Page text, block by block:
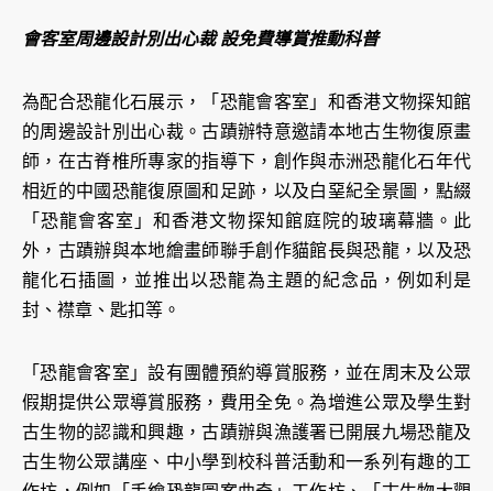
會客室周邊設計別出心裁 設免費導賞推動科普
為配合恐龍化石展示，「恐龍會客室」和香港文物探知館
的周邊設計別出心裁。古蹟辦特意邀請本地古生物復原畫
師，在古脊椎所專家的指導下，創作與赤洲恐龍化石年代
相近的中國恐龍復原圖和足跡，以及白堊紀全景圖，點綴
「恐龍會客室」和香港文物探知館庭院的玻璃幕牆。此
外，古蹟辦與本地繪畫師聯手創作貓館長與恐龍，以及恐
龍化石插圖，並推出以恐龍為主題的紀念品，例如利是
封、襟章、匙扣等。
「恐龍會客室」設有團體預約導賞服務，並在周末及公眾
假期提供公眾導賞服務，費用全免。為增進公眾及學生對
古生物的認識和興趣，古蹟辦與漁護署已開展九場恐龍及
古生物公眾講座、中小學到校科普活動和一系列有趣的工